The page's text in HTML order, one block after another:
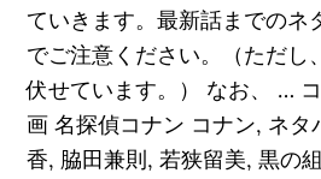
ていきます。最新話までのネ
でご注意ください。（ただし
伏せています。） なお、 …
画 名探偵コナン コナン, ネタ
香, 脇田兼則, 若狭留美, 黒の